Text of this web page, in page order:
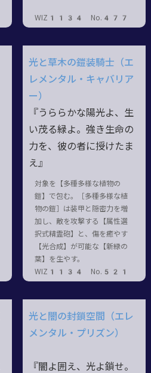
WIZ1134 No.477
光と草木の鎧装騎士（エ
レメンタル・キャバリア
ー）
『うららかな陽光よ、生
い茂る緑よ。強き生命の
力を、彼の者に授けたま
え』
対象を【多種多様な植物の
鎧】で包む。［多種多様な植
物の鎧］は装甲と隠密力を増
加し、敵を攻撃する【属性選
択式精霊砲】と、傷を癒やす
【光合成】が可能な【新緑の
葉】を生やす。
WIZ1134 No.521
光と闇の封鎖空間（エレ
メンタル・プリズン）
『闇よ囲え、光よ鎖せ。